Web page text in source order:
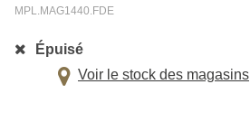
MPL.MAG1440.FDE
Épuisé
Voir le stock des magasins